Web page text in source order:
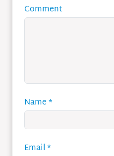
Comment
Name*
Email*